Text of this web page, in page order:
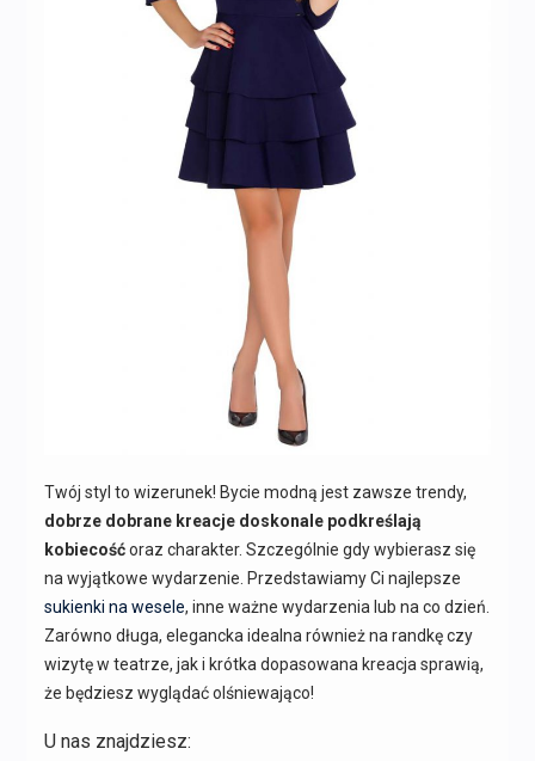
Twój styl to wizerunek! Bycie modną jest zawsze trendy,
dobrze dobrane kreacje doskonale podkreślają
kobiecośćoraz charakter. Szczególnie gdy wybierasz się
na wyjątkowe wydarzenie. Przedstawiamy Ci najlepsze
sukienki na wesele, inne ważne wydarzenia lub na co dzień.
Zarówno długa, elegancka idealna również na randkę czy
wizytę w teatrze, jak i krótka dopasowana kreacja sprawią,
że będziesz wyglądać olśniewająco!
U nas znajdziesz: